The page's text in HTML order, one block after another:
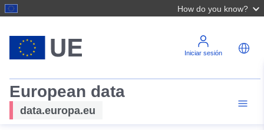
How do you know?
Iniciar sesión
European data
data.europa.eu